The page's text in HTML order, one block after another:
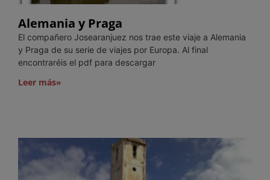
Alemania y Praga
El compañero Josearanjuez nos trae este viaje a Alemania
y Praga de su serie de viajes por Europa. Al final
encontraréis el pdf para descargar
Leer más»